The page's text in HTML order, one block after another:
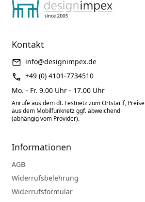
Kontakt
info@designimpex.de
+49 (0) 4101-7734510
Mo. - Fr. 9.00 Uhr - 17.00 Uhr
Anrufe aus dem dt. Festnetz zum Ortstarif, Preise
aus dem Mobilfunknetz ggf. abweichend
(abhängig vom Provider).
Informationen
AGB
Widerrufsbelehrung
Widerrufsformular